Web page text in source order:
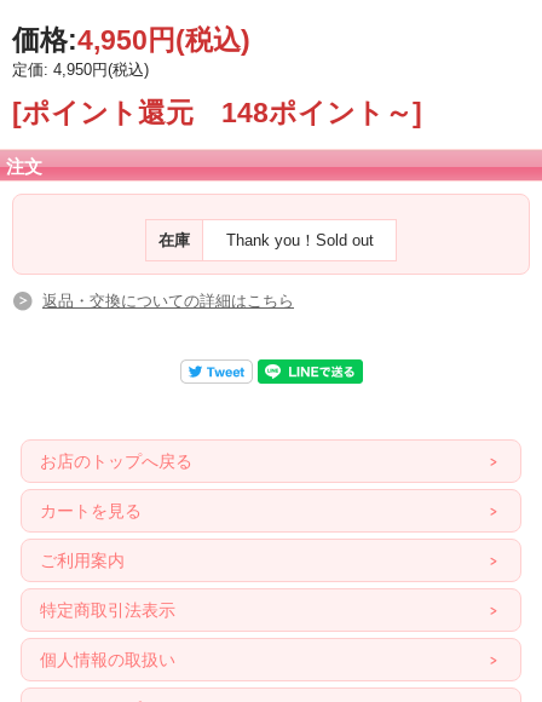
価格:4,950円(税込)
定価: 4,950円(税込)
[ポイント還元 148ポイント～]
注文
在庫 Thank you！Sold out
返品・交換についての詳細はこちら
お店のトップへ戻る
カートを見る
ご利用案内
特定商取引法表示
個人情報の取扱い